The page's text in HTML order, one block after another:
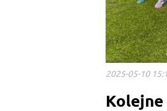
2025-05-10